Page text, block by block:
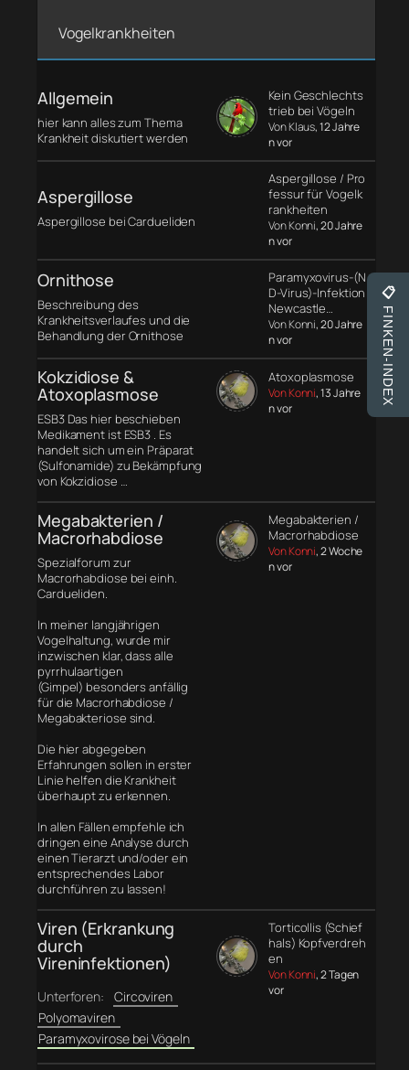
Vogelkrankheiten
Allgemein
hier kann alles zum Thema
Krankheit diskutiert werden
Kein Geschlechts
trieb bei Vögeln
Von Klaus, 12 Jahre
n vor
Aspergillose
Aspergillose bei Cardueliden
Aspergillose / Pro
fessur für Vogelk
rankheiten
Von Konni, 20 Jahre
n vor
Ornithose
Beschreibung des
Krankheitsverlaufes und die
Behandlung der Ornithose
Paramyxovirus-(N
D-Virus)-Infektion
Newcastle…
Von Konni, 20 Jahre
n vor
Kokzidiose &
Atoxoplasmose
ESB3 Das hier beschieben
Medikament ist ESB3 . Es
handelt sich um ein Präparat
(Sulfonamide) zu Bekämpfung
von Kokzidiose …
Atoxoplasmose
Von Konni, 13 Jahre
n vor
Megabakterien /
Macrorhabdiose
Spezialforum zur
Macrorhabdiose bei einh.
Cardueliden.
In meiner langjährigen
Vogelhaltung, wurde mir
inzwischen klar, dass alle
pyrrhulaartigen
(Gimpel) besonders anfällig
für die Macrorhabdiose /
Megabakteriose sind.
Die hier abgegeben
Erfahrungen sollen in erster
Linie helfen die Krankheit
überhaupt zu erkennen.
In allen Fällen empfehle ich
dringen eine Analyse durch
einen Tierarzt und/oder ein
entsprechendes Labor
durchführen zu lassen!
Megabakterien /
Macrorhabdiose
Von Konni, 2 Woche
n vor
Viren (Erkrankung
durch
Vireninfektionen)
Unterforen:
Circoviren
Polyomaviren
Paramyxovirose bei Vögeln
Torticollis (Schief
hals) Kopfverdreh
en
Von Konni, 2 Tagen
vor
📋
FINKEN-INDEX